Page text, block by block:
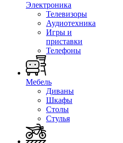
Электроника
Телевизоры
Аудиотехника
Игры и
приставки
Телефоны
Мебель
Диваны
Шкафы
Столы
Стулья